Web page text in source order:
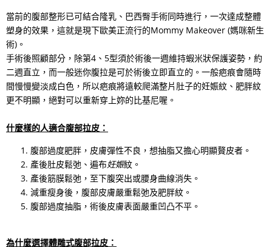
當前的腹部整形已可結合隆乳、巴西臀手術同時進行，一次達成整體
塑身的效果，這就是現下歐美正流行的Mommy Makeover (媽咪新生
術)。
手術後照顧部分，除第4、5型須於術後一週維持蝦米狀保護姿勢，約
二週直立，而一般迷你腹拉是可於術後立即直立的。一般疤痕會隨時
間慢慢變淡成白色，所以疤痕將遠較爬滿整片肚子的妊娠紋、肥胖紋
更不明顯，絕對可以重新穿上妳的比基尼喔。
什麼樣的人適合腹部拉皮：
腹部過度肥胖，皮膚彈性不良，想抽脂又擔心明顯贅皮者。
產後肚皮鬆弛、遍布妊娠紋。
產後筋膜鬆弛，至下腹突出或腰身曲線消失。
減重瘦身後，腹部皮膚嚴重鬆弛及肥胖紋。
腹部過度抽脂，術後皮膚表面嚴重凹凸不平。
為什麼選擇體雕式腹部拉皮：